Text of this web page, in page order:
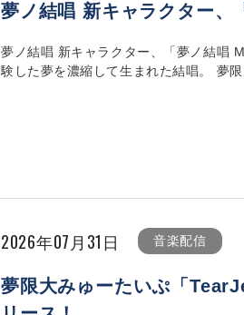
夢ノ結唱 新キャラクター、
夢ノ結唱 新キャラクター、「夢ノ結唱
験した夢を濃縮して生まれた結唱。 夢
2026年07月31日 音楽配信
夢限大みゅーたいぷ「